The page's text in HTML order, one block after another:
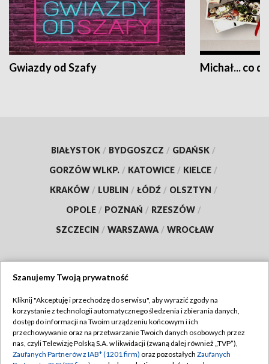
Gwiazdy od Szafy Michał... co
BIAŁYSTOK / BYDGOSZCZ / GDAŃSK /
GORZÓW WLKP. / KATOWICE / KIELCE /
KRAKÓW / LUBLIN / ŁÓDŹ / OLSZTYN /
OPOLE / POZNAŃ / RZESZÓW /
SZCZECIN / WARSZAWA / WROCŁAW
TVP
Abonament TVP
Emisja w TVP
Regulamin TVP
Polityka prywatności
Szanujemy Twoją prywatność
Kliknij "Akceptuję i przechodzę do serwisu", aby wyrazić zgody na
korzystanie z technologii automatycznego śledzenia i zbierania danych,
dostęp do informacji na Twoim urządzeniu końcowym i ich
przechowywanie oraz na przetwarzanie Twoich danych osobowych przez
nas, czyli Telewizję Polską S.A. w likwidacji (zwaną dalej również „TVP”),
Zaufanych Partnerów z IAB* (1201 firm) oraz pozostałych Zaufanych